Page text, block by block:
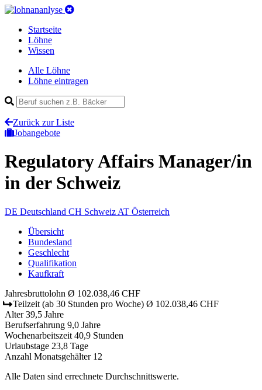
Startseite
Löhne
Wissen
Alle Löhne
Löhne eintragen
Zurück zur Liste
Jobangebote
Regulatory Affairs Manager/in
in der Schweiz
DE Deutschland CH Schweiz AT Österreich
Übersicht
Bundesland
Geschlecht
Qualifikation
Kaufkraft
Jahresbruttolohn Ø 102.038,46 CHF
Teilzeit (ab 30 Stunden pro Woche) Ø 102.038,46 CHF
Alter 39,5 Jahre
Berufserfahrung 9,0 Jahre
Wochenarbeitszeit 40,9 Stunden
Urlaubstage 23,8 Tage
Anzahl Monatsgehälter 12
Alle Daten sind errechnete Durchschnittswerte.